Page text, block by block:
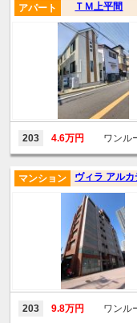
ＴＭ上平間
アパート
203 4.6万円 ワンル
ヴィラ アル
マンション
203 9.8万円 ワンル